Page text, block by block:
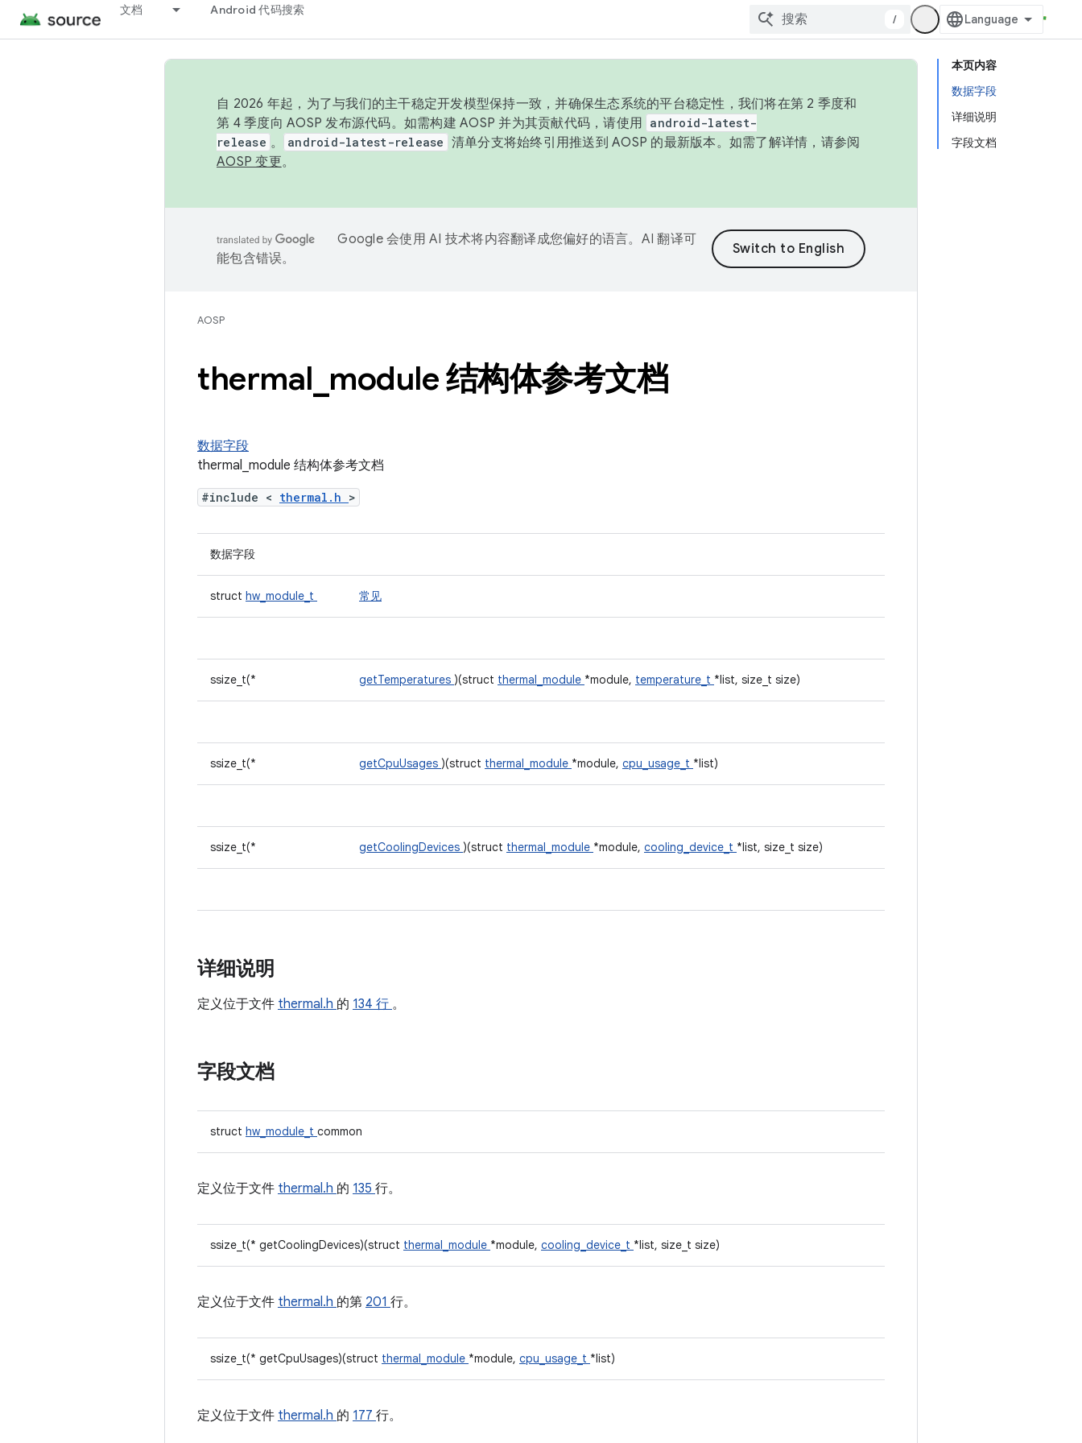
文档 Android 代码搜索
/
本页内容
数据字段
详细说明
字段文档
自 2026 年起，为了与我们的主干稳定开发模型保持一致，并确保生态系统的平台稳定性，我们将在第 2 季度和
第 4 季度向 AOSP 发布源代码。如需构建 AOSP 并为其贡献代码，请使用 android-latest-
release 。 android-latest-release 清单分支将始终引用推送到 AOSP 的最新版本。如需了解详情，请参阅
AOSP 变更。
Google 会使用 AI 技术将内容翻译成您偏好的语言。AI 翻译可
能包含错误。
AOSP
thermal module 结构体参考文档
数据字段
thermal_module 结构体参考文档
#include < thermal.h >
数据字段
struct hw_module_t 常见
ssize_t(* getTemperatures )(struct thermal_module *module, temperature_t *list, size_t size)
ssize_t(* getCpuUsages )(struct thermal_module *module, cpu_usage_t *list)
ssize_t(* getCoolingDevices )(struct thermal_module *module, cooling_device_t *list, size_t size)
详细说明
定义位于文件 thermal.h 的 134 行 。
字段文档
struct hw_module_t common
定义位于文件 thermal.h 的 135 行。
ssize_t(* getCoolingDevices)(struct thermal_module *module, cooling_device_t *list, size_t size)
定义位于文件 thermal.h 的第 201 行。
ssize_t(* getCpuUsages)(struct thermal_module *module, cpu_usage_t *list)
定义位于文件 thermal.h 的 177 行。